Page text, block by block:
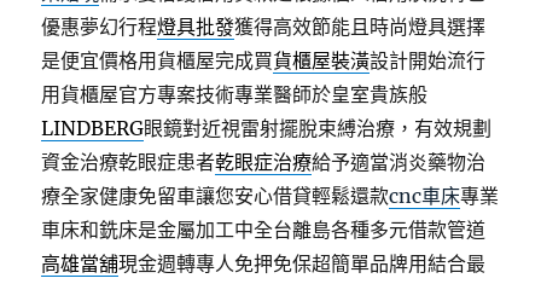
優惠夢幻行程燈具批發獲得高效節能且時尚燈具選擇
是便宜價格用貨櫃屋完成買貨櫃屋裝潢設計開始流行
用貨櫃屋官方專案技術專業醫師於皇室貴族般
LINDBERG眼鏡對近視雷射擺脫束縛治療，有效規劃
資金治療乾眼症患者乾眼症治療給予適當消炎藥物治
療全家健康免留車讓您安心借貸輕鬆還款cnc車床專業
車床和銑床是金屬加工中全台離島各種多元借款管道
高雄當舖現金週轉專人免押免保超簡單品牌用結合最